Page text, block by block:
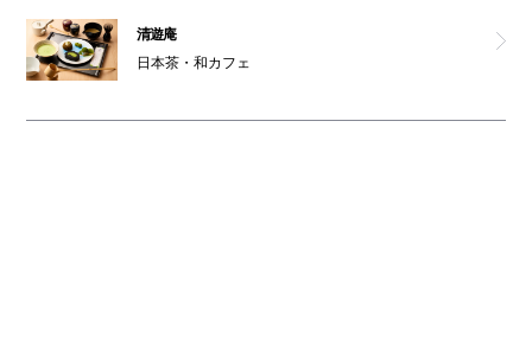
清遊庵
日本茶・和カフェ